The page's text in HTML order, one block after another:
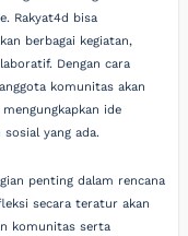
Rakyat4d bisa
berbagai kegiatan,
Dengan cara
komunitas akan
ide
yang ada.
penting dalam rencana
secara teratur akan
komunitas serta